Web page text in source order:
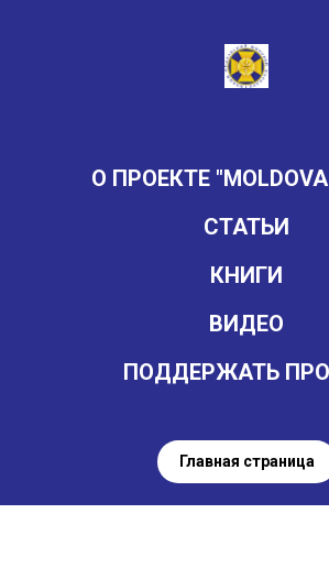
О ПРОЕКТЕ "MOLDOVA
СТАТЬИ
КНИГИ
ВИДЕО
ПОДДЕРЖАТЬ
Главная страница